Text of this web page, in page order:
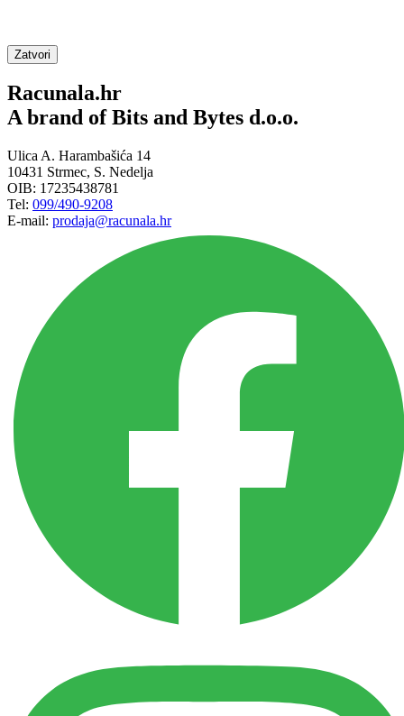
Zatvori
Racunala.hr
A brand of Bits and Bytes d.o.o.
Ulica A. Harambašića 14
10431 Strmec, S. Nedelja
OIB: 17235438781
Tel: 099/490-9208
E-mail: prodaja@racunala.hr